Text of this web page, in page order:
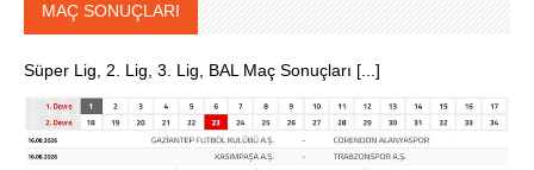
MAÇ SONUÇLARI
Süper Lig, 2. Lig, 3. Lig, BAL Maç Sonuçları [...]